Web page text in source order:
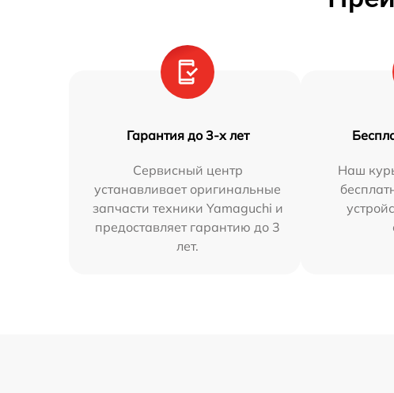
Гарантия до 3-х лет
Сервисный центр
устанавливает оригинальные
запчасти техники Yamaguchi и
предоставляет гарантию до 3
лет.
Наш